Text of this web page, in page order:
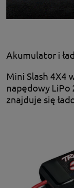
Akumulator i
Mini Slash 4X4
napędowy LiPo
znajduje się